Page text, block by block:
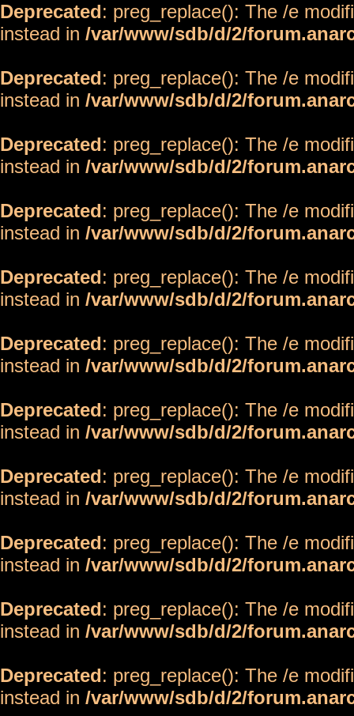
Deprecated: preg_replace(): The /e
instead in /var/www/sdb/d/2/
Deprecated: preg_replace(): The /e
instead in /var/www/sdb/d/2/
Deprecated: preg_replace(): The /e
instead in /var/www/sdb/d/2/
Deprecated: preg_replace(): The /e
instead in /var/www/sdb/d/2/
Deprecated: preg_replace(): The /e
instead in /var/www/sdb/d/2/
Deprecated: preg_replace(): The /e
instead in /var/www/sdb/d/2/
Deprecated: preg_replace(): The /e
instead in /var/www/sdb/d/2/
Deprecated: preg_replace(): The /e
instead in /var/www/sdb/d/2/
Deprecated: preg_replace(): The /e
instead in /var/www/sdb/d/2/
Deprecated: preg_replace(): The /e
instead in /var/www/sdb/d/2/
Deprecated: preg_replace(): The /e
instead in /var/www/sdb/d/2/